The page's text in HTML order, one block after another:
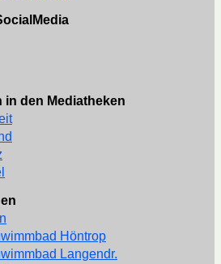
in den Mediatheken
Höntrop
Langendr.